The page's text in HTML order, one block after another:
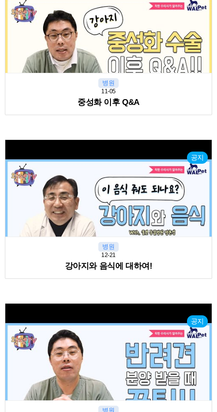
병원
11-05
중성화 이후 Q&A
공지
병원
12-21
강아지와 음식에 대하여!
공지
병원